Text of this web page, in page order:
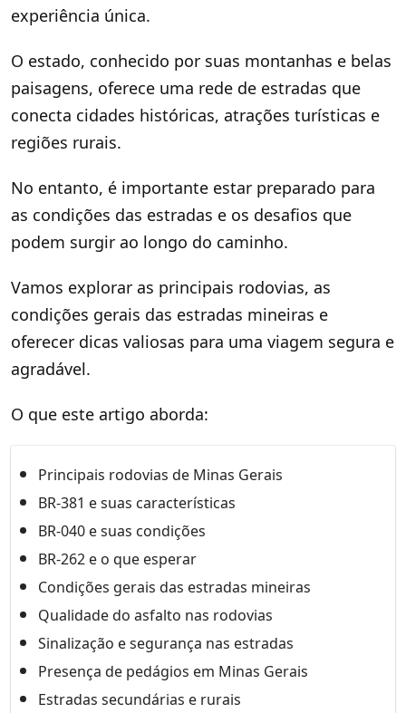
experiência única.
O estado, conhecido por suas montanhas e belas
paisagens, oferece uma rede de estradas que
conecta cidades históricas, atrações turísticas e
regiões rurais.
No entanto, é importante estar preparado para
as condições das estradas e os desafios que
podem surgir ao longo do caminho.
Vamos explorar as principais rodovias, as
condições gerais das estradas mineiras e
oferecer dicas valiosas para uma viagem segura e
agradável.
O que este artigo aborda:
Principais rodovias de Minas Gerais
BR-381 e suas características
BR-040 e suas condições
BR-262 e o que esperar
Condições gerais das estradas mineiras
Qualidade do asfalto nas rodovias
Sinalização e segurança nas estradas
Presença de pedágios em Minas Gerais
Estradas secundárias e rurais